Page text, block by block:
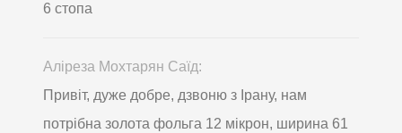
6 стопа
Аліреза Мохтарян Саїд:
Привіт, дуже добре, дзвоню з Ірану, нам
потрібна золота фольга 12 мікрон, ширина 61